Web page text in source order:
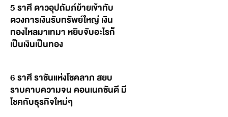
5 ราศี ดาวอุปถัมภ์ย้ายเข้าทับ
ดวงการเงินรับทรัพย์ใหญ่ เงิน
ทองไหลมาเทมา หยิบจับอะไรก็
เป็นเงินเป็นทอง
6 ราศี ราชันแห่งโชคลาภ สยบ
ราบคาบความจน คอนเนกชันดี มี
โชคกับธุรกิจใหม่ๆ